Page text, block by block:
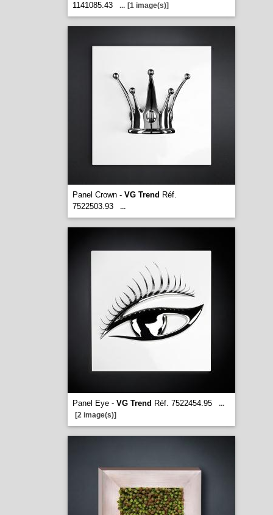
1141085.43
... [1 image(s)]
Panel Crown - VG Trend Réf.
7522503.93
...
Panel Eye - VG Trend Réf. 7522454.95
...
[2 image(s)]